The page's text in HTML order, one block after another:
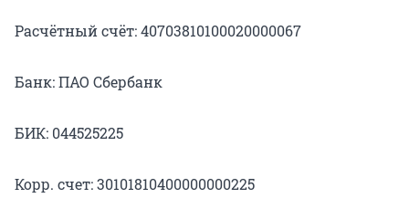
Расчётный счёт: 40703810100020000067
Банк: ПАО Сбербанк
БИК: 044525225
Корр. счет: 30101810400000000225